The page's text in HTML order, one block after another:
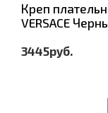
Креп
VERSACE
3445руб.